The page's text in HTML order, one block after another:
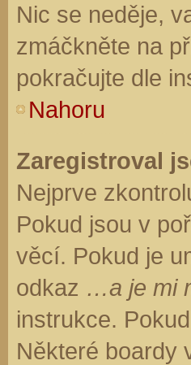
Nic se neděje,
zmáčkněte na
pokračujte dle
Nahoru
Zaregistroval
Nejprve
Pokud jsou v
věcí. Pokud je
odkaz …a je mi
instrukce.
Některé boardy